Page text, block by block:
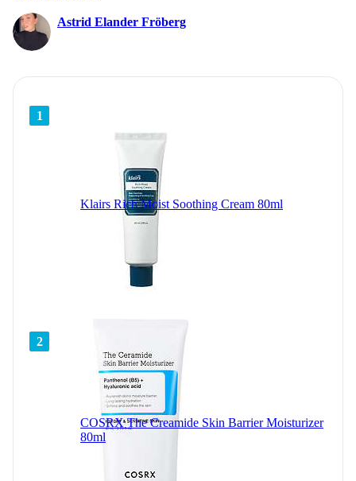
Astrid Elander Fröberg
1
Klairs Rich Moist Soothing Cream 80ml
2
COSRX The Creamide Skin Barrier Moisturizer
80ml